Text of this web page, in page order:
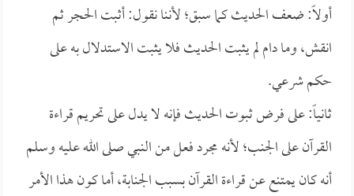
أولاً: ضعف الحديث كما سبق؛ لأننا نقول: أثبت الحجر ثم
انقش، وما دام لم يثبت الحديث فلا يثبت الاستدلال به على
حكم شرعي.
ثانياً: على فرض ثبوت الحديث فإنه لا يدل على تحريم قراءة
القرآن على الجنب؛ لأنه مجرد فعل من النبي صلى الله عليه وسلم
أنه كان يمتنع عن قراءة القرآن بسبب الجنابة، أما كون هذا الأمر